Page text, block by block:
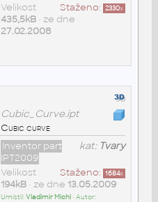
Staženo: 2330x
Velikost
435,5kB• ze dne
27.02.2008
Cubic_Curve.ipt
Cubic curve
kat: Tvary
Inventor part
IPT2009
Staženo: 1684x
Velikost
194kB• ze dne 13.05.2009
Umístil:Vladimir Michl • Autor: